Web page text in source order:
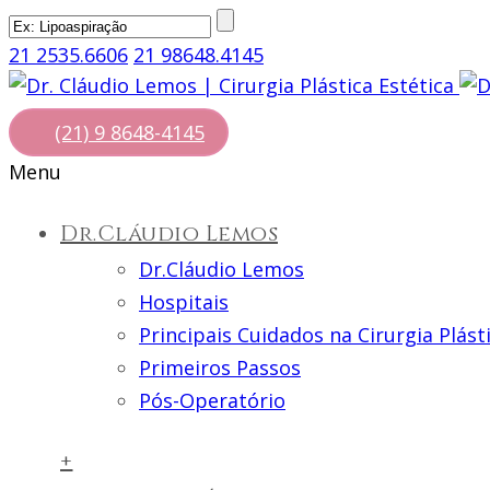
21 2535.6606 21 98648.4145
(21) 9 8648-4145
Menu
Dr.Cláudio Lemos
Dr.Cláudio Lemos
Hospitais
Principais Cuidados na Cirurgia
Primeiros Passos
Pós-Operatório
+